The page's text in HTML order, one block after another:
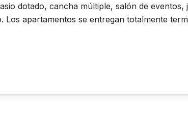
dotado, cancha múltiple, salón de
Los apartamentos se entregan totalmente